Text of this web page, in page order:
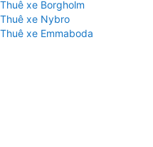
Thuê xe Borgholm
Thuê xe Nybro
Thuê xe Emmaboda